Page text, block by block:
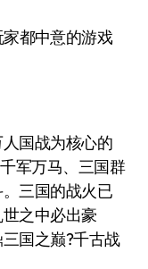
国战为核心的
军万马、三国群
三国的战火已
之中必出豪
国之巅?千古战